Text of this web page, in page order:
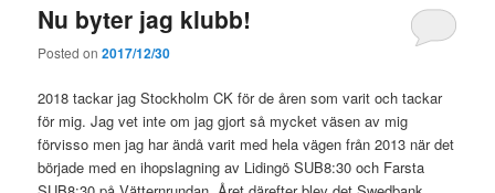
Nu byter jag klubb!
Posted on2017/12/30
2018 tackar jag Stockholm CK för de åren som varit och tackar
för mig. Jag vet inte om jag gjort så mycket väsen av mig
förvisso men jag har ändå varit med hela vägen från 2013 när det
började med en ihopslagning av Lidingö SUB8:30 och Farsta